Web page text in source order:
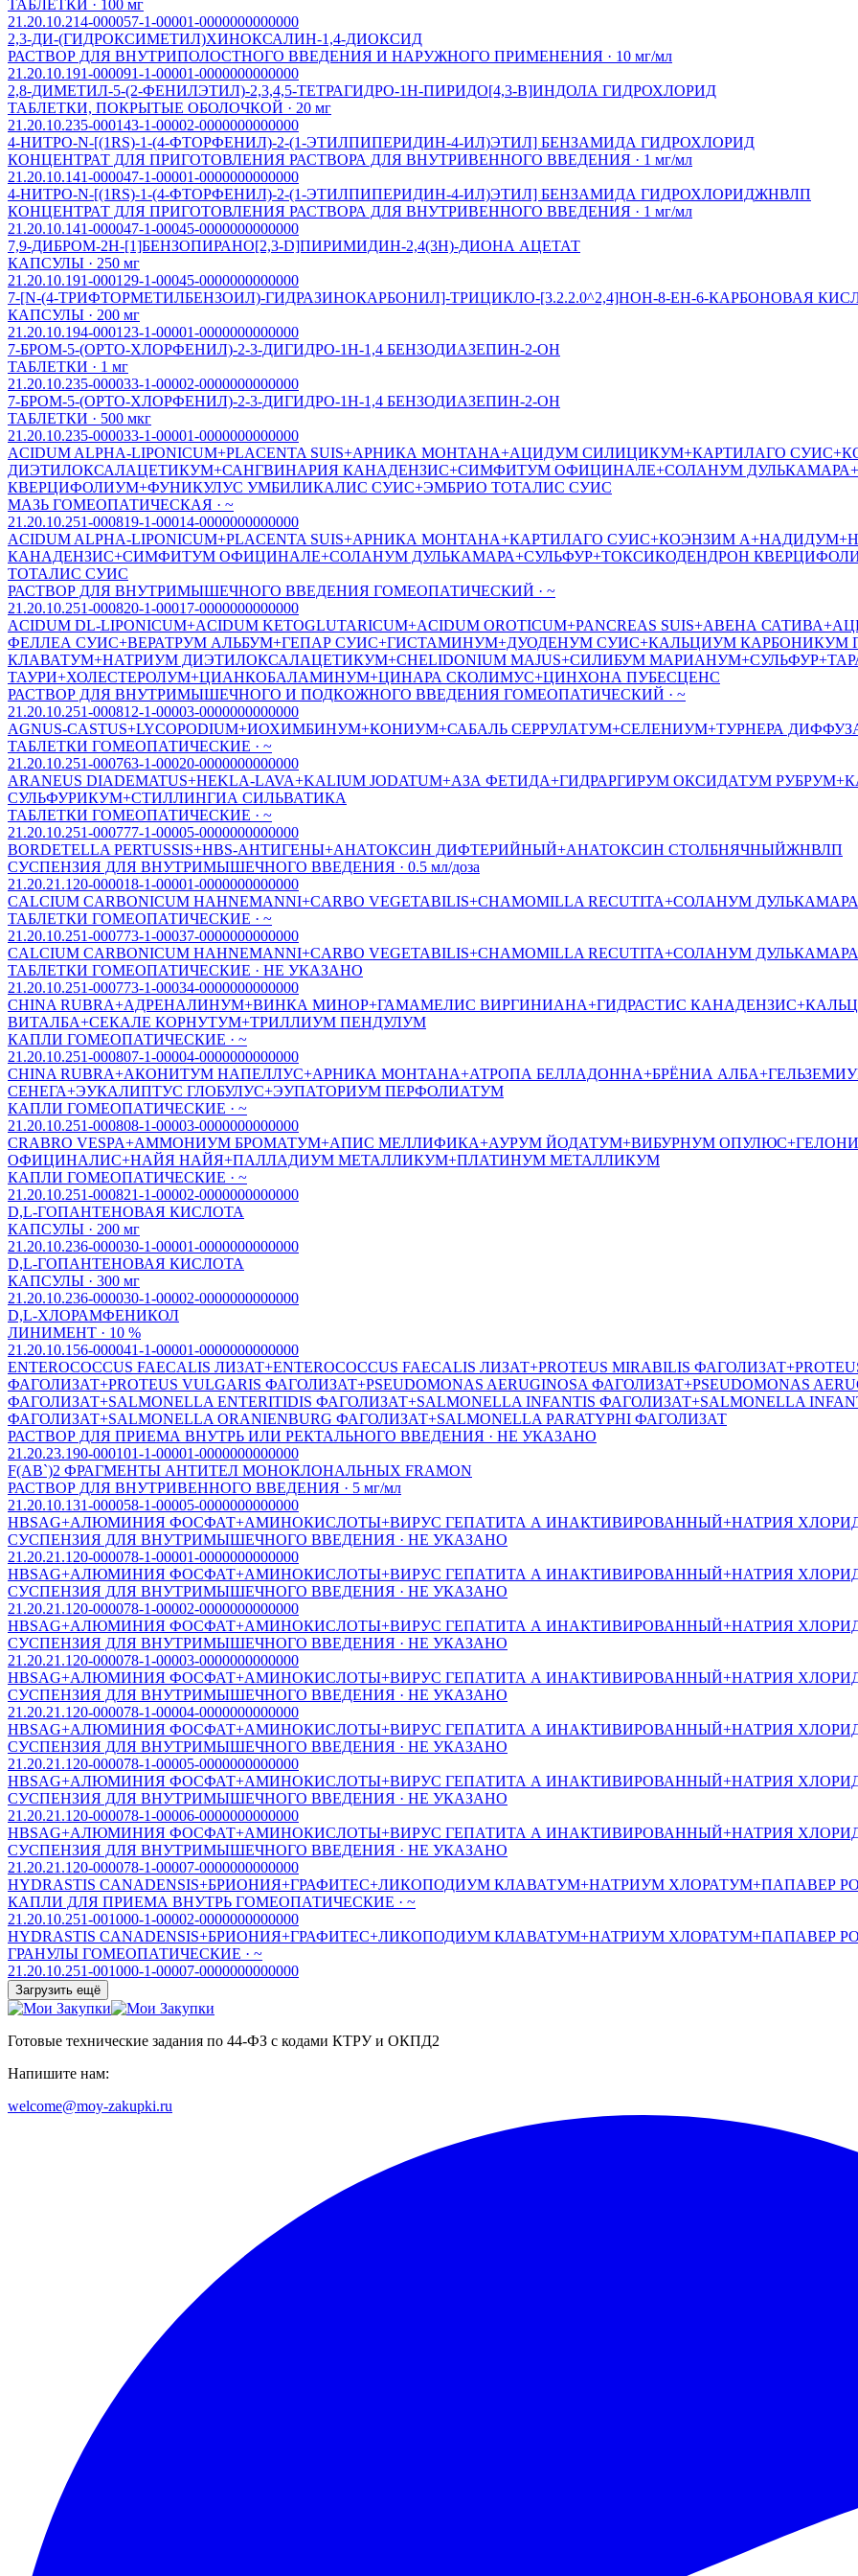
ТАБЛЕТКИ · 100 мг
21.20.10.214-000057-1-00001-0000000000000
2,3-ДИ-(ГИДРОКСИМЕТИЛ)ХИНОКСАЛИН-1,4-ДИОКСИД
РАСТВОР ДЛЯ ВНУТРИПОЛОСТНОГО ВВЕДЕНИЯ И НАРУЖНОГО ПРИМЕНЕНИЯ · 10 мг/мл
21.20.10.191-000091-1-00001-0000000000000
2,8-ДИМЕТИЛ-5-(2-ФЕНИЛЭТИЛ)-2,3,4,5-ТЕТРАГИДРО-1H-ПИРИДО[4,3-B]ИНДОЛА ГИДРОХЛОРИД
ТАБЛЕТКИ, ПОКРЫТЫЕ ОБОЛОЧКОЙ · 20 мг
21.20.10.235-000143-1-00002-0000000000000
4-НИТРО-N-[(1RS)-1-(4-ФТОРФЕНИЛ)-2-(1-ЭТИЛПИПЕРИДИН-4-ИЛ)ЭТИЛ] БЕНЗАМИДА ГИДРОХЛОРИД
КОНЦЕНТРАТ ДЛЯ ПРИГОТОВЛЕНИЯ РАСТВОРА ДЛЯ ВНУТРИВЕННОГО ВВЕДЕНИЯ · 1 мг/мл
21.20.10.141-000047-1-00001-0000000000000
4-НИТРО-N-[(1RS)-1-(4-ФТОРФЕНИЛ)-2-(1-ЭТИЛПИПЕРИДИН-4-ИЛ)ЭТИЛ] БЕНЗАМИДА ГИДРОХЛОРИДЖНВЛП
КОНЦЕНТРАТ ДЛЯ ПРИГОТОВЛЕНИЯ РАСТВОРА ДЛЯ ВНУТРИВЕННОГО ВВЕДЕНИЯ · 1 мг/мл
21.20.10.141-000047-1-00045-0000000000000
7,9-ДИБРОМ-2Н-[1]БЕНЗОПИРАНО[2,3-D]ПИРИМИДИН-2,4(3Н)-ДИОНА АЦЕТАТ
КАПСУЛЫ · 250 мг
21.20.10.191-000129-1-00045-0000000000000
7-[N-(4-ТРИФТОРМЕТИЛБЕНЗОИЛ)-ГИДРАЗИНОКАРБОНИЛ]-ТРИЦИКЛО-[3.2.2.0^2,4]НОН-8-ЕН-6-КАРБОНОВАЯ
КАПСУЛЫ · 200 мг
21.20.10.194-000123-1-00001-0000000000000
7-БРОМ-5-(ОРТО-ХЛОРФЕНИЛ)-2-3-ДИГИДРО-1Н-1,4 БЕНЗОДИАЗЕПИН-2-ОН
ТАБЛЕТКИ · 1 мг
21.20.10.235-000033-1-00002-0000000000000
7-БРОМ-5-(ОРТО-ХЛОРФЕНИЛ)-2-3-ДИГИДРО-1Н-1,4 БЕНЗОДИАЗЕПИН-2-ОН
ТАБЛЕТКИ · 500 мкг
21.20.10.235-000033-1-00001-0000000000000
ACIDUM ALPHA-LIPONICUM+PLACENTA SUIS+АРНИКА МОНТАНА+АЦИДУМ СИЛИЦИКУМ+КАРТИЛАГО
ДИЭТИЛОКСАЛАЦЕТИКУМ+САНГВИНАРИЯ КАНАДЕНЗИС+СИМФИТУМ ОФИЦИНАЛЕ+СОЛАНУМ
КВЕРЦИФОЛИУМ+ФУНИКУЛУС УМБИЛИКАЛИС СУИС+ЭМБРИО ТОТАЛИС СУИС
МАЗЬ ГОМЕОПАТИЧЕСКАЯ · ~
21.20.10.251-000819-1-00014-0000000000000
ACIDUM ALPHA-LIPONICUM+PLACENTA SUIS+АРНИКА МОНТАНА+КАРТИЛАГО СУИС+КОЭНЗИМ
КАНАДЕНЗИС+СИМФИТУМ ОФИЦИНАЛЕ+СОЛАНУМ ДУЛЬКАМАРА+СУЛЬФУР+ТОКСИКОДЕНДРОН
ТОТАЛИС СУИС
РАСТВОР ДЛЯ ВНУТРИМЫШЕЧНОГО ВВЕДЕНИЯ ГОМЕОПАТИЧЕСКИЙ · ~
21.20.10.251-000820-1-00017-0000000000000
ACIDUM DL-LIPONICUM+ACIDUM KETOGLUTARICUM+ACIDUM OROTICUM+PANCREAS SUIS+АВЕНА
ФЕЛЛЕА СУИС+ВЕРАТРУМ АЛЬБУМ+ГЕПАР СУИС+ГИСТАМИНУМ+ДУОДЕНУМ СУИС+КАЛЬЦИУМ
КЛАВАТУМ+НАТРИУМ ДИЭТИЛОКСАЛАЦЕТИКУМ+СHELIDONIUM MAJUS+СИЛИБУМ
ТАУРИ+ХОЛЕСТЕРОЛУМ+ЦИАНКОБАЛАМИНУМ+ЦИНАРА СКОЛИМУС+ЦИНХОНА ПУБЕСЦЕНС
РАСТВОР ДЛЯ ВНУТРИМЫШЕЧНОГО И ПОДКОЖНОГО ВВЕДЕНИЯ ГОМЕОПАТИЧЕСКИЙ · ~
21.20.10.251-000812-1-00003-0000000000000
AGNUS-СASTUS+LYСOPODIUM+ИОХИМБИНУМ+КОНИУМ+САБАЛЬ СЕРРУЛАТУМ+СЕЛЕНИУМ+ТУРНЕРА
ТАБЛЕТКИ ГОМЕОПАТИЧЕСКИЕ · ~
21.20.10.251-000763-1-00020-0000000000000
ARANEUS DIADEMATUS+HEKLA-LAVA+KALIUM JODATUM+АЗА ФЕТИДА+ГИДРАРГИРУМ ОКСИДАТУМ
СУЛЬФУРИКУМ+СТИЛЛИНГИА СИЛЬВАТИКА
ТАБЛЕТКИ ГОМЕОПАТИЧЕСКИЕ · ~
21.20.10.251-000777-1-00005-0000000000000
BORDETELLA PERTUSSIS+HBS-АНТИГЕНЫ+АНАТОКСИН ДИФТЕРИЙНЫЙ+АНАТОКСИН СТОЛБНЯЧНЫЙЖНВЛП
СУСПЕНЗИЯ ДЛЯ ВНУТРИМЫШЕЧНОГО ВВЕДЕНИЯ · 0.5 мл/доза
21.20.21.120-000018-1-00001-0000000000000
CALСIUM СARBONIСUM HAHNEMANNI+СARBO VEGETABILIS+CHAMOMILLA REСUTITA+СОЛАНУМ ДУЛЬКАМАРА
ТАБЛЕТКИ ГОМЕОПАТИЧЕСКИЕ · ~
21.20.10.251-000773-1-00037-0000000000000
CALСIUM СARBONIСUM HAHNEMANNI+СARBO VEGETABILIS+CHAMOMILLA REСUTITA+СОЛАНУМ ДУЛЬКАМАРА
ТАБЛЕТКИ ГОМЕОПАТИЧЕСКИЕ · НЕ УКАЗАНО
21.20.10.251-000773-1-00034-0000000000000
CHINA RUBRA+АДРЕНАЛИНУМ+ВИНКА МИНОР+ГАМАМЕЛИС ВИРГИНИАНА+ГИДРАСТИС
ВИТАЛБА+СЕКАЛЕ КОРНУТУМ+ТРИЛЛИУМ ПЕНДУЛУМ
КАПЛИ ГОМЕОПАТИЧЕСКИЕ · ~
21.20.10.251-000807-1-00004-0000000000000
CHINA RUBRA+АКОНИТУМ НАПЕЛЛУС+АРНИКА МОНТАНА+АТРОПА БЕЛЛАДОННА+БРЁНИА
СЕНЕГА+ЭУКАЛИПТУС ГЛОБУЛУС+ЭУПАТОРИУМ ПЕРФОЛИАТУМ
КАПЛИ ГОМЕОПАТИЧЕСКИЕ · ~
21.20.10.251-000808-1-00003-0000000000000
CRABRO VESPA+АММОНИУМ БРОМАТУМ+АПИС МЕЛЛИФИКА+АУРУМ ЙОДАТУМ+ВИБУРНУМ
ОФИЦИНАЛИС+НАЙЯ НАЙЯ+ПАЛЛАДИУМ МЕТАЛЛИКУМ+ПЛАТИНУМ МЕТАЛЛИКУМ
КАПЛИ ГОМЕОПАТИЧЕСКИЕ · ~
21.20.10.251-000821-1-00002-0000000000000
D,L-ГОПАНТЕНОВАЯ КИСЛОТА
КАПСУЛЫ · 200 мг
21.20.10.236-000030-1-00001-0000000000000
D,L-ГОПАНТЕНОВАЯ КИСЛОТА
КАПСУЛЫ · 300 мг
21.20.10.236-000030-1-00002-0000000000000
D,L-ХЛОРАМФЕНИКОЛ
ЛИНИМЕНТ · 10 %
21.20.10.156-000041-1-00001-0000000000000
ENTEROСOССUS FAEСALIS ЛИЗАТ+ENTEROСOССUS FAEСALIS ЛИЗАТ+PROTEUS MIRABILIS
ФАГОЛИЗАТ+PROTEUS VULGARIS ФАГОЛИЗАТ+PSEUDOMONAS AERUGINOSA ФАГОЛИЗАТ+PSEUDOMONAS
ФАГОЛИЗАТ+SALMONELLA ENTERITIDIS ФАГОЛИЗАТ+SALMONELLA INFANTIS ФАГОЛИЗАТ+SALMONELLA
ФАГОЛИЗАТ+SALMONELLA ORANIENBURG ФАГОЛИЗАТ+SALMONELLA PARATYPHI ФАГОЛИЗАТ
РАСТВОР ДЛЯ ПРИЕМА ВНУТРЬ ИЛИ РЕКТАЛЬНОГО ВВЕДЕНИЯ · НЕ УКАЗАНО
21.20.23.190-000101-1-00001-0000000000000
F(AB`)2 ФРАГМЕНТЫ АНТИТЕЛ МОНОКЛОНАЛЬНЫХ FRAMON
РАСТВОР ДЛЯ ВНУТРИВЕННОГО ВВЕДЕНИЯ · 5 мг/мл
21.20.10.131-000058-1-00005-0000000000000
HBSАG+АЛЮМИНИЯ ФОСФАТ+АМИНОКИСЛОТЫ+ВИРУС ГЕПАТИТА А ИНАКТИВИРОВАННЫЙ+НАТРИЯ
СУСПЕНЗИЯ ДЛЯ ВНУТРИМЫШЕЧНОГО ВВЕДЕНИЯ · НЕ УКАЗАНО
21.20.21.120-000078-1-00001-0000000000000
HBSАG+АЛЮМИНИЯ ФОСФАТ+АМИНОКИСЛОТЫ+ВИРУС ГЕПАТИТА А ИНАКТИВИРОВАННЫЙ+НАТРИЯ
СУСПЕНЗИЯ ДЛЯ ВНУТРИМЫШЕЧНОГО ВВЕДЕНИЯ · НЕ УКАЗАНО
21.20.21.120-000078-1-00002-0000000000000
HBSАG+АЛЮМИНИЯ ФОСФАТ+АМИНОКИСЛОТЫ+ВИРУС ГЕПАТИТА А ИНАКТИВИРОВАННЫЙ+НАТРИЯ
СУСПЕНЗИЯ ДЛЯ ВНУТРИМЫШЕЧНОГО ВВЕДЕНИЯ · НЕ УКАЗАНО
21.20.21.120-000078-1-00003-0000000000000
HBSАG+АЛЮМИНИЯ ФОСФАТ+АМИНОКИСЛОТЫ+ВИРУС ГЕПАТИТА А ИНАКТИВИРОВАННЫЙ+НАТРИЯ
СУСПЕНЗИЯ ДЛЯ ВНУТРИМЫШЕЧНОГО ВВЕДЕНИЯ · НЕ УКАЗАНО
21.20.21.120-000078-1-00004-0000000000000
HBSАG+АЛЮМИНИЯ ФОСФАТ+АМИНОКИСЛОТЫ+ВИРУС ГЕПАТИТА А ИНАКТИВИРОВАННЫЙ+НАТРИЯ
СУСПЕНЗИЯ ДЛЯ ВНУТРИМЫШЕЧНОГО ВВЕДЕНИЯ · НЕ УКАЗАНО
21.20.21.120-000078-1-00005-0000000000000
HBSАG+АЛЮМИНИЯ ФОСФАТ+АМИНОКИСЛОТЫ+ВИРУС ГЕПАТИТА А ИНАКТИВИРОВАННЫЙ+НАТРИЯ
СУСПЕНЗИЯ ДЛЯ ВНУТРИМЫШЕЧНОГО ВВЕДЕНИЯ · НЕ УКАЗАНО
21.20.21.120-000078-1-00006-0000000000000
HBSАG+АЛЮМИНИЯ ФОСФАТ+АМИНОКИСЛОТЫ+ВИРУС ГЕПАТИТА А ИНАКТИВИРОВАННЫЙ+НАТРИЯ
СУСПЕНЗИЯ ДЛЯ ВНУТРИМЫШЕЧНОГО ВВЕДЕНИЯ · НЕ УКАЗАНО
21.20.21.120-000078-1-00007-0000000000000
HYDRASTIS CANADENSIS+БРИОНИЯ+ГРАФИТЕС+ЛИКОПОДИУМ КЛАВАТУМ+НАТРИУМ ХЛОРАТУМ+ПАПАВЕР
КАПЛИ ДЛЯ ПРИЕМА ВНУТРЬ ГОМЕОПАТИЧЕСКИЕ · ~
21.20.10.251-001000-1-00002-0000000000000
HYDRASTIS CANADENSIS+БРИОНИЯ+ГРАФИТЕС+ЛИКОПОДИУМ КЛАВАТУМ+НАТРИУМ ХЛОРАТУМ+ПАПАВЕР
ГРАНУЛЫ ГОМЕОПАТИЧЕСКИЕ · ~
21.20.10.251-001000-1-00007-0000000000000
Загрузить ещё
Готовые технические задания по 44-ФЗ с кодами КТРУ и ОКПД2
Напишите нам:
welcome@moy-zakupki.ru